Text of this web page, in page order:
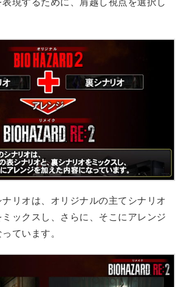
リオは、オリジナルの主てシナリオ
ックスし、さらに、そこにアレンジ
ています。